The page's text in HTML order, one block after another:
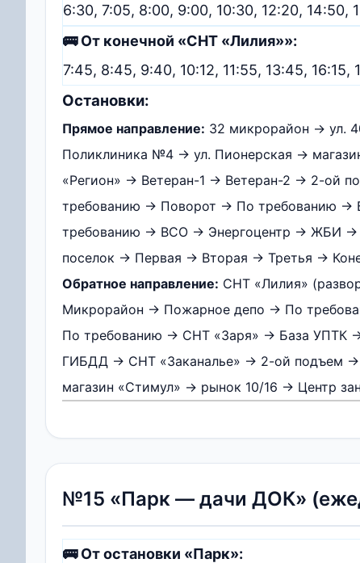
6:30, 7:05, 8:00, 9:00, 10:30, 12:20, 14:50,
🚌 От конечной «СНТ «Лилия»»:
7:45, 8:45, 9:40, 10:12, 11:55, 13:45, 16:15,
Остановки:
Прямое направление: 32 микрорайон → ул.
Поликлиника №4 → ул. Пионерская →
«Регион» → Ветеран-1 → Ветеран-2 → 2-
требованию → Поворот → По требованию
требованию → ВСО → Энергоцентр → ЖБИ →
поселок → Первая → Вторая → Третья →
Обратное направление: СНТ «Лилия»
Микрорайон → Пожарное депо → По
По требованию → СНТ «Заря» → База УПТК
ГИБДД → СНТ «Заканалье» → 2-ой подъем
магазин «Стимул» → рынок 10/16 → Центр
№15 «Парк — дачи ДОК»
🚌 От остановки «Парк»: